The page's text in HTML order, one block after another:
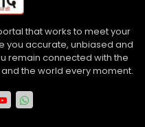
that works to meet your
you accurate, unbiased and
remain connected with the
the world every moment.